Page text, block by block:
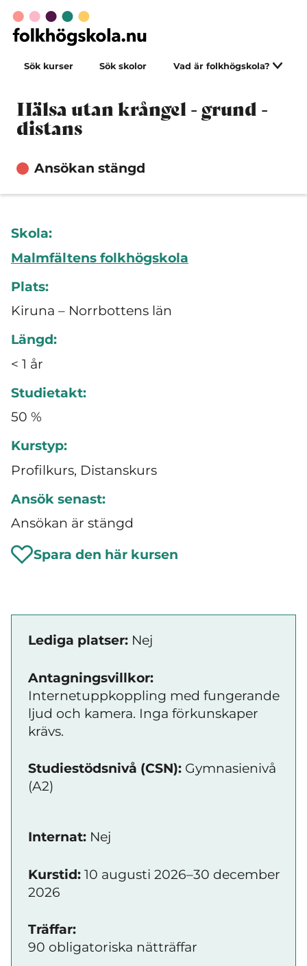
Sök kurser Sök skolor Vad är folkhögskola?
Hälsa utan krångel - grund -
distans
Ansökan stängd
Skola:
Malmfältens folkhögskola
Plats:
Kiruna – Norrbottens län
Längd:
< 1 år
Studietakt:
50 %
Kurstyp:
Profilkurs, Distanskurs
Ansök senast:
Ansökan är stängd
Spara den här kursen
Lediga platser: Nej
Antagningsvillkor:
Internetuppkoppling med fungerande
ljud och kamera. Inga förkunskaper
krävs.
Studiestödsnivå (CSN): Gymnasienivå
(A2)
Internat: Nej
Kurstid: 10 augusti 2026–30 december
2026
Träffar:
90 obligatoriska nätträffar